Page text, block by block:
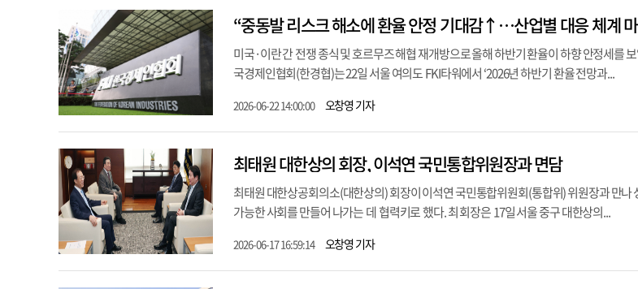
“중동발 리스크 해소에 환율 안정 기대감↑…산업별 대응 체계
미국·이란 간 전쟁 종식 및 호르무즈 해협 재개방으로 올해 하반기 환율이 하향 안정세를
국경제인협회(한경협)는 22일 서울 여의도 FKI타워에서 ‘2026년 하반기 환율 전망과...
2026-06-22 14:00:00 오창영 기자
최태원 대한상의 회장, 이석연 국민통합위원장과 면담
최태원 대한상공회의소(대한상의) 회장이 이석연 국민통합위원회(통합위) 위원장과 만나
가능한 사회를 만들어 나가는 데 협력키로 했다. 최 회장은 17일 서울 중구 대한상의...
2026-06-17 16:59:14 오창영 기자